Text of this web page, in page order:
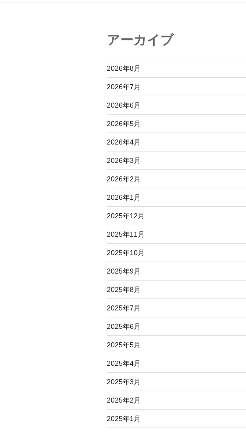
シ
ョ
ン
アーカイブ
2026年8月
2026年7月
2026年6月
2026年5月
2026年4月
2026年3月
2026年2月
2026年1月
2025年12月
2025年11月
2025年10月
2025年9月
2025年8月
2025年7月
2025年6月
2025年5月
2025年4月
2025年3月
2025年2月
2025年1月